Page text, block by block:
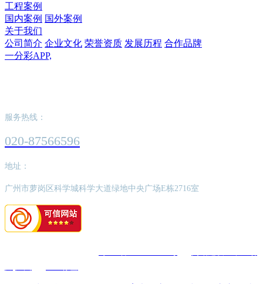
工程案例
国内案例 国外案例
关于我们
公司简介 企业文化 荣誉资质 发展历程 合作品牌
一分彩APP,
服务热线：
020-87566596
地址：
广州市萝岗区科学城科学大道绿地中央广场E栋2716室